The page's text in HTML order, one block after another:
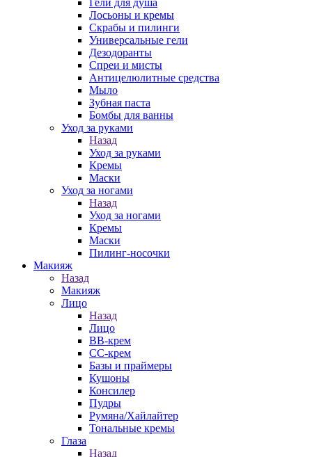
Гели для душа
Лосьоны и кремы
Скрабы и пилинги
Универсальные гели
Дезодоранты
Спреи и мисты
Антицелюлитные средства
Мыло
Зубная паста
Бомбы для ванны
Уход за руками
Назад
Уход за руками
Кремы
Маски
Уход за ногами
Назад
Уход за ногами
Кремы
Маски
Пилинг-носочки
Макияж
Назад
Макияж
Лицо
Назад
Лицо
ВВ-крем
СС-крем
Базы и праймеры
Кушоны
Консилер
Пудры
Румяна/Хайлайтер
Тональные кремы
Глаза
Назад